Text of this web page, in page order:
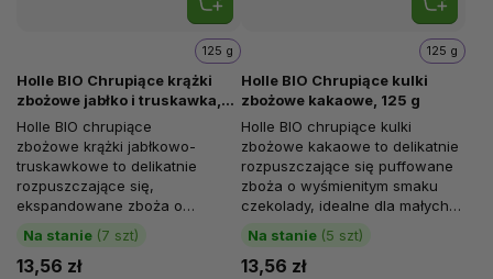
Holle BIO Chrupiące krążki
zbożowe jabłko i truskawka,
125 g
Na stanie (7 szt)
125 g
13,56 zł
Holle BIO chrupiące
zbożowe krążki jabłkowo-
truskawkowe to delikatnie
rozpuszczające się,
ekspandowane zboża o
przyjemnym, owocowym smaku
– idealne dla najmłodszych...
Holle BIO Chrupiące kulki
zbożowe kakaowe, 125 g
Na stanie (5 szt)
125 g
13,56 zł
Holle BIO chrupiące kulki
zbożowe kakaowe to delikatnie
rozpuszczające się puffowane
zboża o wyśmienitym smaku
czekolady, idealne dla małych
smakoszy. Pełnoziarnisty...